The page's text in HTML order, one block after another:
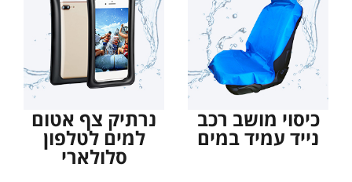
נרתיק צף אטום
למים לטלפון
סלולארי
כיסוי מושב רכב
נייד עמיד במים